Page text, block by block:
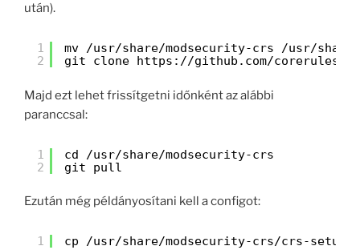
után).
1
2
mv /usr/share/modsecurity-crs /usr/
git clone https://github.com/
Majd ezt lehet frissítgetni időnként az alábbi
paranccsal:
1
2
cd /usr/share/modsecurity-crs
git pull
Ezután még példányosítani kell a configot:
1 cp /usr/share/modsecurity-crs/crs-